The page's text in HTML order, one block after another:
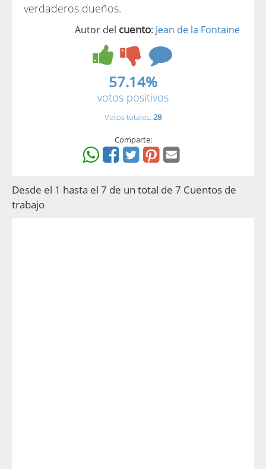
verdaderos dueños.
Autor del cuento: Jean de la Fontaine
57.14%
votos positivos
Votos totales: 28
Comparte:
Desde el 1 hasta el 7 de un total de 7 Cuentos de
trabajo